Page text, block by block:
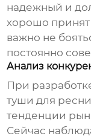
надежный и
хорошо
важно не
постоянно
Анализ
При
туши для
тенденции
Сейчас